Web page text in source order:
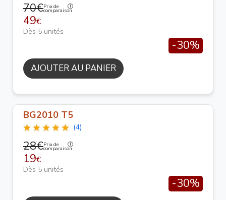
70€Prix de
comparaison
49€
Dès 5 unités
-30%
AJOUTER AU PANIER
BG2010 T5
(4)
28€Prix de
comparaison
19€
Dès 5 unités
-30%